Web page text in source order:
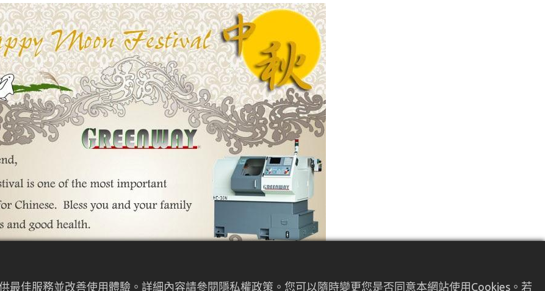
最佳服務並改善使用體驗。詳細內容請參閱隱私權政策。您可以隨時變更您是否同意本網站使用Cookies。若